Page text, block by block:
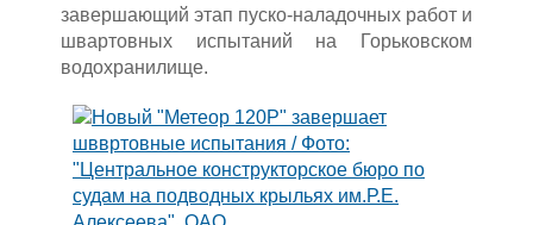
завершающий этап пуско-наладочных работ и
швартовных испытаний на Горьковском
водохранилище.